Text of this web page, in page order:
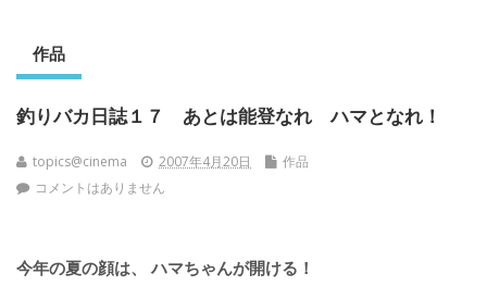
作品
釣りバカ日誌１７ あとは能登なれ ハマとなれ！
topics@cinema 2007年4月20日
作品
コメントはありません
今年の夏の顔は、 ハマちゃんが開ける！